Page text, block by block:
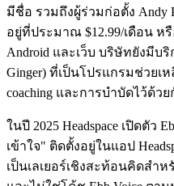
มีชื่อ รวมถึงผู้ร่วมก่อตั้ง Andy
อยู่ที่ประมาณ $12.99/เดือน หรื
Android และเว็บ บริษัทยังมีบริ
Ginger) ที่เป็นโปรแกรมช่วยเ
coaching และการบำบัดไว้ด้ว
ในปี 2025 Headspace เปิดตัว
เข้าใจ" ติดตั้งอยู่ในแอป
เป็นเลเยอร์เชิงสะท้อนคิดสำ